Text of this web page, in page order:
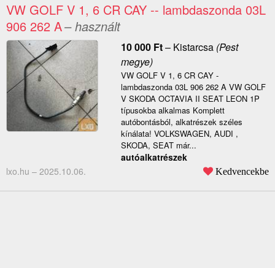
VW GOLF V 1, 6 CR CAY -- lambdaszonda 03L
906 262 A– használt
10 000 Ft– Kistarcsa(Pest
megye)
VW GOLF V 1, 6 CR CAY -
lambdaszonda 03L 906 262 A VW GOLF
V SKODA OCTAVIA II SEAT LEON 1P
típusokba alkalmas Komplett
autóbontásból, alkatrészek széles
kínálata! VOLKSWAGEN, AUDI ,
SKODA, SEAT már...
autóalkatrészek
lxo.hu – 2025.10.06. Kedvencekbe